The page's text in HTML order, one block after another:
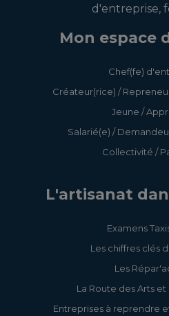
d'entreprise,
Mon espace
Chef(fe)
Créateur(rice) /
Jeune /
Salarié(e) /
Collectivité /
L'artisanat
Examens
Les chiffres clés
Les
La Route des Arts
Entreprises à reprendre